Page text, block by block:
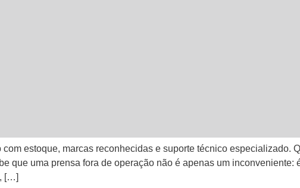
estoque, marcas reconhecidas e suporte técnico especializado.
que uma prensa fora de operação não é apenas um inconveniente:
[…]